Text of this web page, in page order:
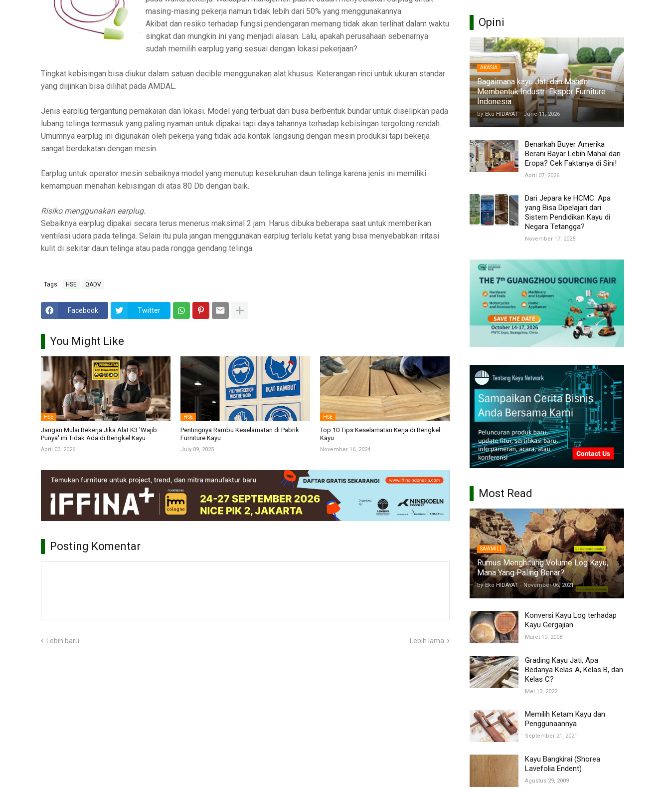
masing-masing pekerja namun tidak lebih dari 50% yang menggunakannya.
Akibat dan resiko terhadap fungsi pendengaran memang tidak akan terlihat dalam waktu
singkat dan mungkin ini yang menjadi alasan. Lalu, apakah perusahaan sebenarnya
sudah memilih earplug yang sesuai dengan lokasi pekerjaan?
Tingkat kebisingan bisa diukur dalam satuan decible menggunakan alat khusus. Keterangan rinci untuk ukuran standar
yang diijinkan bisa dilihat pada AMDAL.
Jenis earplug tergantung pemakaian dan lokasi. Model yang terbuat dari busa berbentuk bundar untuk diselipkan pada
lubang telinga termasuk yang paling nyaman untuk dipakai tapi daya tahannya terhadap kebisingan tergolong rendah.
Umumnya earplug ini digunakan oleh pekerja yang tidak ada kontak langsung dengan mesin produksi tapi bekerja
sangat berdekatan dengan mesin.
Earplug untuk operator mesin sebaiknya model yang menutup keseluruhan daun telinga karena jenis ini memiliki
kemampuan menahan kebisingan di atas 80 Db dengan baik.
Risiko menggunakan earplug.
Sebaiknya earplug dipakai secara terus menerus maksimal 2 jam. Harus dibuka beberapa saat untuk memberikan
ventilasi udara pada telinga. Selain itu pula jangan menggunakan earplug terlalu ketat yang bisa menyebabkan iritasi
kulit di sekitar daun telinga atau pada rongga gendang telinga.
Tags HSE ΩADV
Facebook Twitter
You Might Like
HSE
Jangan Mulai Bekerja Jika Alat K3 'Wajib
Punya' ini Tidak Ada di Bengkel Kayu
April 03, 2026
HSE
Pentingnya Rambu Keselamatan di Pabrik
Furniture Kayu
July 09, 2025
HSE
Top 10 Tips Keselamatan Kerja di Bengkel
Kayu
November 16, 2024
Posting Komentar
Lebih baru Lebih lama
Opini
AKASIA
Bagaimana kayu Jati dan Mahoni
Membentuk Industri Ekspor Furniture
Indonesia
by Eko HIDAYAT - June 11, 2026
Benarkah Buyer Amerika
Berani Bayar Lebih Mahal dari
Eropa? Cek Faktanya di Sini!
April 07, 2026
Dari Jepara ke HCMC: Apa
yang Bisa Dipelajari dari
Sistem Pendidikan Kayu di
Negara Tetangga?
November 17, 2025
Most Read
SAWMILL
Rumus Menghitung Volume Log Kayu,
Mana Yang Paling Benar?
by Eko HIDAYAT - November 06, 2021
Konversi Kayu Log terhadap
Kayu Gergajian
Maret 10, 2008
Grading Kayu Jati, Apa
Bedanya Kelas A, Kelas B, dan
Kelas C?
Mei 13, 2022
Memilih Ketam Kayu dan
Penggunaannya
September 21, 2021
Kayu Bangkirai (Shorea
Lavefolia Endent)
Agustus 29, 2009